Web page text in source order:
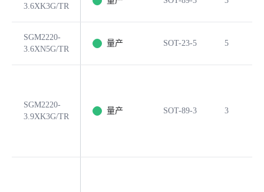
3.6XK3G/TR
SGM2220-
3.6XN5G/TR
量产 SOT-23-5 5
SGM2220-
3.9XK3G/TR
量产 SOT-89-3 3